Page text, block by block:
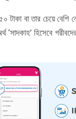
টাকা বা তার চেয়ে বেশি
‘সাদকাহ’ হিসেবে